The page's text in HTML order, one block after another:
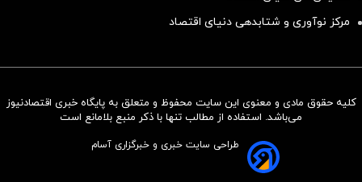
سرمایه‌گذاری همسنگ با شاخص
مرکز نوآوری و شتابدهی دنیای اقتصاد
کلیه حقوق مادی و معنوی این سایت محفوظ و متعلق به پایگاه خبری اقتصادنیوز
می‌باشد. استفاده از مطالب تنها با ذکر منبع بلامانع است
طراحی سایت خبری و خبرگزاری آسام